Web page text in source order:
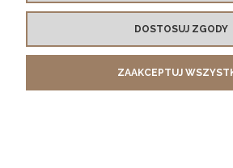
DO KOSZYKA
DOSTOSUJ ZGODY
ZAAKCEPTUJ